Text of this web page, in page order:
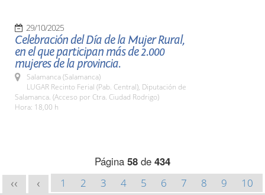
29/10/2025
Celebración del Día de la Mujer Rural,
en el que participan más de 2.000
mujeres de la provincia.
Salamanca (Salamanca)
LUGAR Recinto Ferial (Pab. Central), Diputación de
Salamanca. (Acceso por Ctra. Ciudad Rodrigo)
Hora: 18,00 h
Página 58 de 434
<< < 1 2 3 4 5 6 7 8 9
10